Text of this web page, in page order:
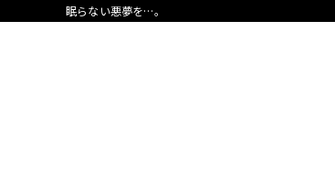
眠らない悪夢を…。